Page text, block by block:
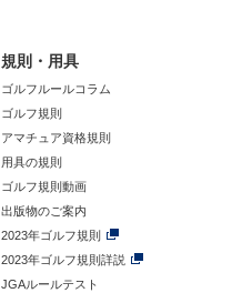
規則・用具
ゴルフルールコラム
ゴルフ規則
アマチュア資格規則
用具の規則
ゴルフ規則動画
出版物のご案内
2023年ゴルフ規則
2023年ゴルフ規則詳説
JGAルールテスト